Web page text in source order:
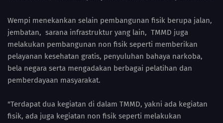
Wempi menekankan selain pembangunan fisik berupa jalan,
jembatan, sarana infrastruktur yang lain, TMMD juga
melakukan pembangunan non fisik seperti memberikan
pelayanan kesehatan gratis, penyuluhan bahaya narkoba,
bela negara serta mengadakan berbagai pelatihan dan
pemberdayaan masyarakat.
"Terdapat dua kegiatan di dalam TMMD, yakni ada kegiatan
fisik, ada juga kegiatan non fisik seperti melakukan